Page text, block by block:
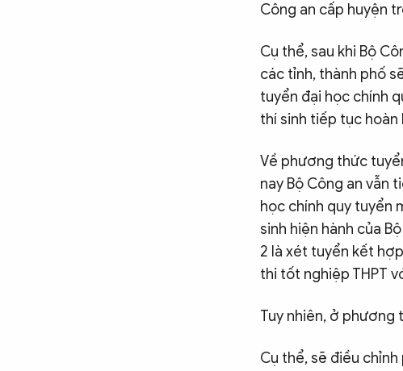
Công an cấp huyện
Cụ thể, sau khi Bộ
các tỉnh, thành phố
tuyển đại học chính
thí sinh tiếp tục
Về phương thức
nay Bộ Công an vẫn
học chính quy tuyển
sinh hiện hành của
2 là xét tuyển kết
thi tốt nghiệp THPT
Tuy nhiên, ở phương
Cụ thể, sẽ điều